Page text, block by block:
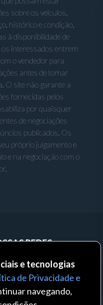
sobre os veículos,
histórico e condição,
à disponibilidade de
interessados entrem
o vendedor para
antes de tomar
O site não garante a
fornecidas pelos
por quaisquer
de negociações
publicados. Os
próprio julgamento e
e na negociação com o
REDES:
e tecnologias
de Privacidade e
navegando,